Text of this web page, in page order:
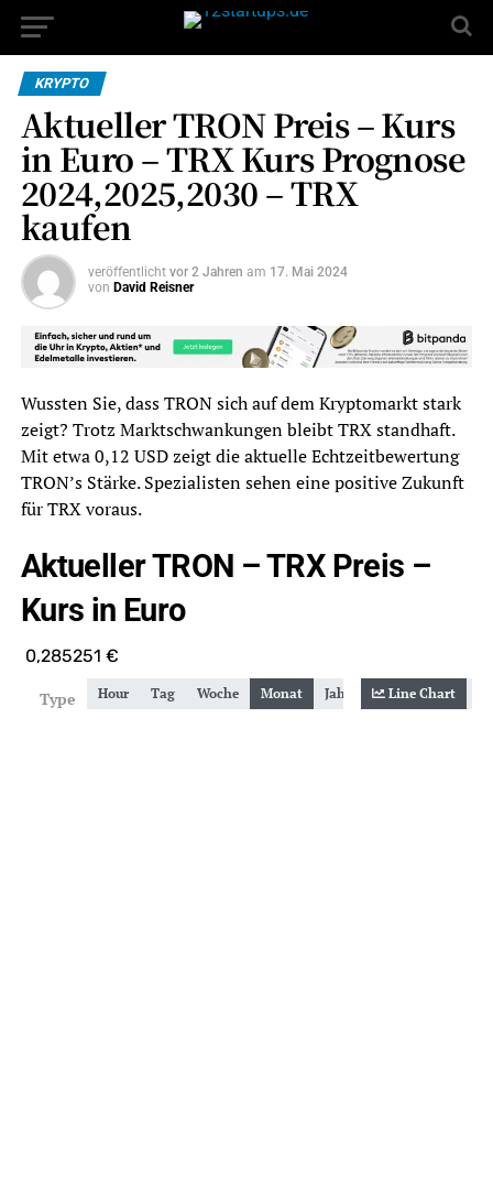
KRYPTO
Aktueller TRON Preis – Kurs
in Euro – TRX Kurs Prognose
2024,2025,2030 – TRX
kaufen
veröffentlicht vor 2 Jahren am 17. Mai 2024
von David Reisner
Wussten Sie, dass TRON sich auf dem Kryptomarkt stark
zeigt? Trotz Marktschwankungen bleibt TRX standhaft.
Mit etwa 0,12 USD zeigt die aktuelle Echtzeitbewertung
TRON’s Stärke. Spezialisten sehen eine positive Zukunft
für TRX voraus.
Aktueller TRON – TRX Preis –
Kurs in Euro
0,285251 €
Zoom Hour Tag Woche Monat Jahr Gesamt
Type Line Chart